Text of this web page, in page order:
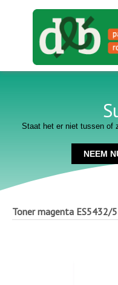
Staat het er niet tussen of
NEEM
Toner magenta ES5432/